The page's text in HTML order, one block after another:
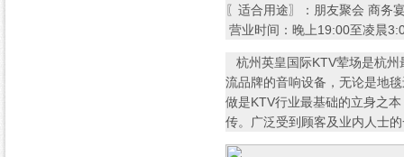
〖适合用途〗：朋友聚会 商务
营业时间：晚上19:00至凌晨
杭州英皇国际KTV荤场是杭州
流品牌的音响设备，无论是地
做是KTV行业最基础的立身之
传。广泛受到顾客及业内人士